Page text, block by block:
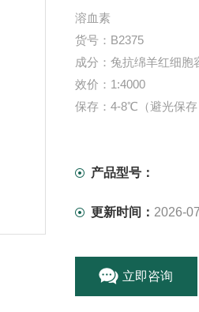
溶血素
货号：B2375
成分：兔抗绵羊红细胞
效价：1:4000
保存：4-8℃（避光保存
产品规格：1ml/支*5支/套
本产品仅供科研实验用
产品型号：
更新时间： 2026-
立即咨询